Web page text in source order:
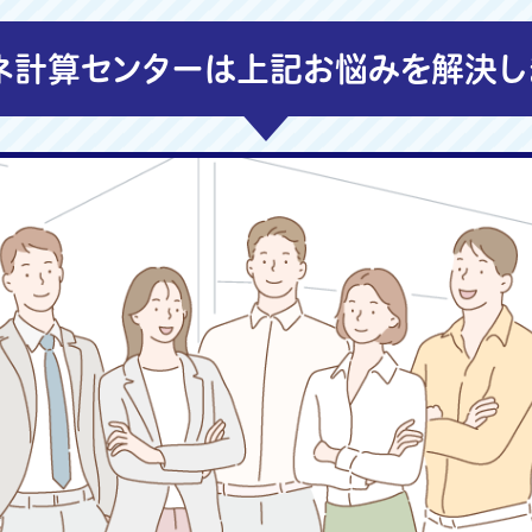
計算センターは上記お悩みを解決し